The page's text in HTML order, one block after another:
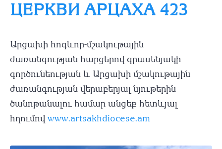
ЦЕРКВИ АРЦАХА 423
Արցախի հոգևոր-մշակութային
ժառանգության հարցերով գրասենյակի
գործունեության և Արցախի մշակութային
ժառանգության վերաբերյալ նյութերին
ծանոթանալու համար անցեք հետևյալ
հղումով www.artsakhdiocese.am